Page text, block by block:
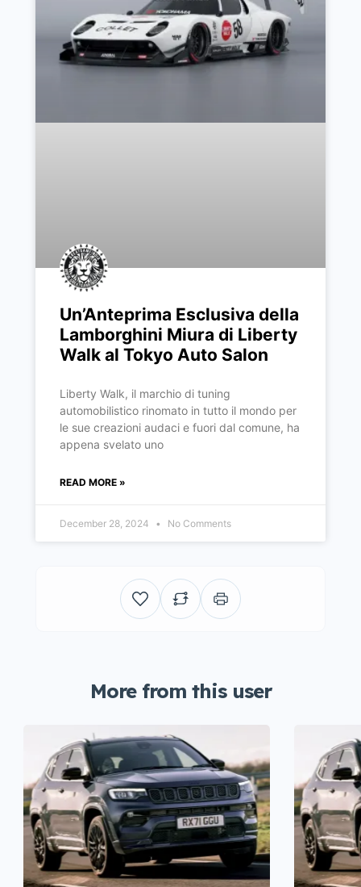
Un’Anteprima Esclusiva della
Lamborghini Miura di Liberty
Walk al Tokyo Auto Salon
Liberty Walk, il marchio di tuning
automobilistico rinomato in tutto il mondo per
le sue creazioni audaci e fuori dal comune, ha
appena svelato uno
READ MORE »
December 28, 2024 No Comments
More from this user